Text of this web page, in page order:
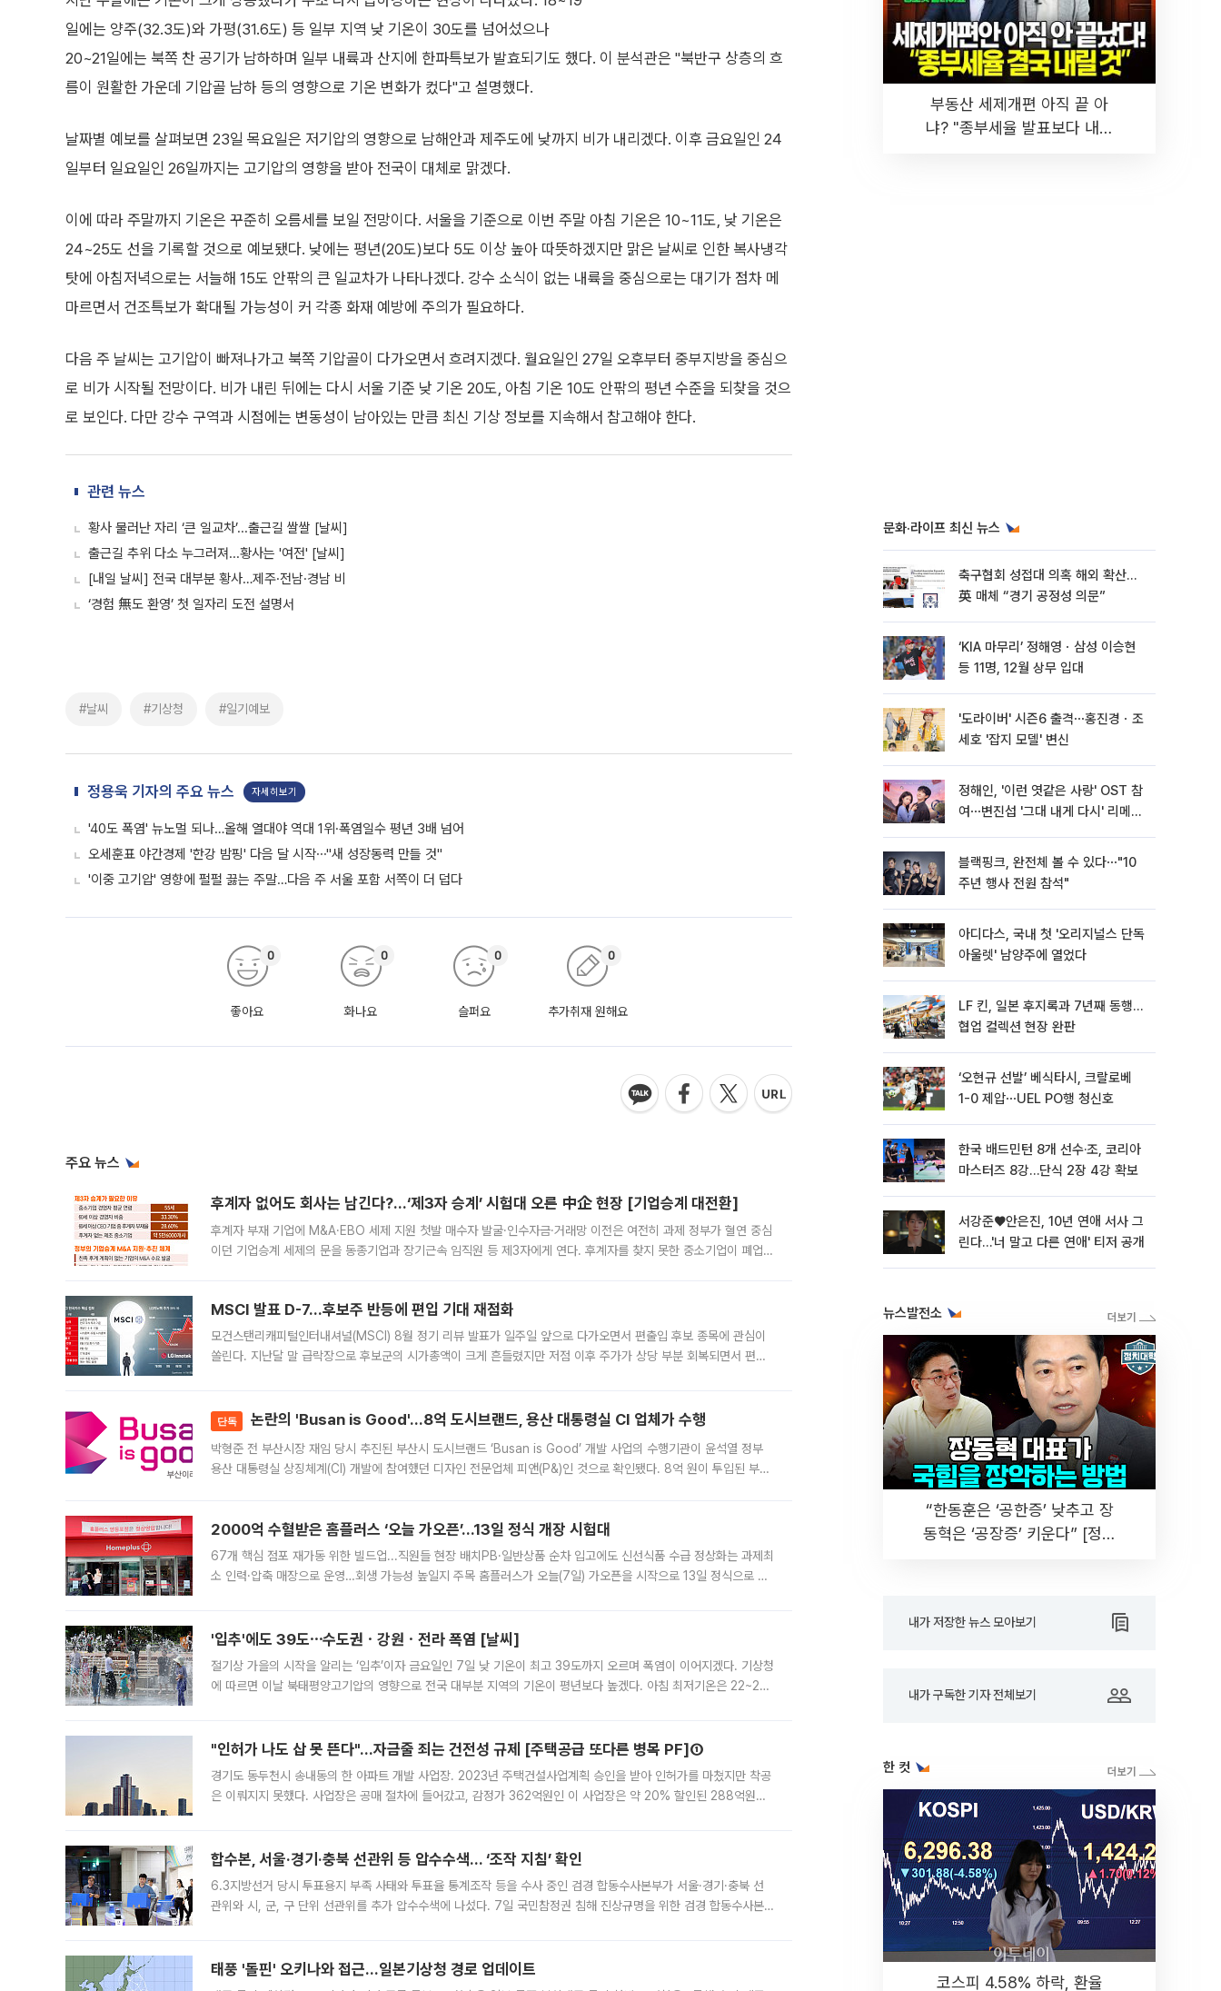
일에는 양주(32.3도)와 가평(31.6도) 등 일부 지역 낮 기온이 30도를 넘어섰으나
20~21일에는 북쪽 찬 공기가 남하하며 일부 내륙과 산지에 한파특보가 발효되기도 했다. 이 분석관은 "북반구 상층의 흐
름이 원활한 가운데 기압골 남하 등의 영향으로 기온 변화가 컸다"고 설명했다.
날짜별 예보를 살펴보면 23일 목요일은 저기압의 영향으로 남해안과 제주도에 낮까지 비가 내리겠다. 이후 금요일인 24
일부터 일요일인 26일까지는 고기압의 영향을 받아 전국이 대체로 맑겠다.
이에 따라 주말까지 기온은 꾸준히 오름세를 보일 전망이다. 서울을 기준으로 이번 주말 아침 기온은 10~11도, 낮 기온은
24~25도 선을 기록할 것으로 예보됐다. 낮에는 평년(20도)보다 5도 이상 높아 따뜻하겠지만 맑은 날씨로 인한 복사냉각
탓에 아침저녁으로는 서늘해 15도 안팎의 큰 일교차가 나타나겠다. 강수 소식이 없는 내륙을 중심으로는 대기가 점차 메
마르면서 건조특보가 확대될 가능성이 커 각종 화재 예방에 주의가 필요하다.
다음 주 날씨는 고기압이 빠져나가고 북쪽 기압골이 다가오면서 흐려지겠다. 월요일인 27일 오후부터 중부지방을 중심으
로 비가 시작될 전망이다. 비가 내린 뒤에는 다시 서울 기준 낮 기온 20도, 아침 기온 10도 안팎의 평년 수준을 되찾을 것으
로 보인다. 다만 강수 구역과 시점에는 변동성이 남아있는 만큼 최신 기상 정보를 지속해서 참고해야 한다.
관련 뉴스
황사 물러난 자리 ‘큰 일교차’...출근길 쌀쌀 [날씨]
출근길 추위 다소 누그러져...황사는 '여전' [날씨]
[내일 날씨] 전국 대부분 황사…제주·전남·경남 비
‘경험 無도 환영’ 첫 일자리 도전 설명서
#날씨 #기상청 #일기예보
정용욱 기자의 주요 뉴스 자세히보기
'40도 폭염' 뉴노멀 되나…올해 열대야 역대 1위·폭염일수 평년 3배 넘어
오세훈표 야간경제 '한강 밤핑' 다음 달 시작⋯"새 성장동력 만들 것"
'이중 고기압' 영향에 펄펄 끓는 주말…다음 주 서울 포함 서쪽이 더 덥다
좋아요
0
화나요
0
슬퍼요
0
추가취재 원해요
0
주요 뉴스
후계자 없어도 회사는 남긴다?…‘제3자 승계’ 시험대 오른 中企 현장 [기업승계 대전환]
후계자 부재 기업에 M&A·EBO 세제 지원 첫발 매수자 발굴·인수자금·거래망 이전은 여전히 과제 정부가 혈연 중심
이던 기업승계 세제의 문을 동종기업과 장기근속 임직원 등 제3자에게 연다. 후계자를 찾지 못한 중소기업이 폐업
MSCI 발표 D-7…후보주 반등에 편입 기대 재점화
모건스탠리캐피털인터내셔널(MSCI) 8월 정기 리뷰 발표가 일주일 앞으로 다가오면서 편출입 후보 종목에 관심이
쏠린다. 지난달 말 급락장으로 후보군의 시가총액이 크게 흔들렸지만 저점 이후 주가가 상당 부분 회복되면서 편입
단독 논란의 'Busan is Good'…8억 도시브랜드, 용산 대통령실 CI 업체가 수행
박형준 전 부산시장 재임 당시 추진된 부산시 도시브랜드 ‘Busan is Good’ 개발 사업의 수행기관이 윤석열 정부
용산 대통령실 상징체계(CI) 개발에 참여했던 디자인 전문업체 피앤(P&)인 것으로 확인됐다. 8억 원이 투입된 부산
2000억 수혈받은 홈플러스 ‘오늘 가오픈’...13일 정식 개장 시험대
67개 핵심 점포 재가동 위한 빌드업...직원들 현장 배치PB·일반상품 순차 입고에도 신선식품 수급 정상화는 과제최
소 인력·압축 매장으로 운영…회생 가능성 높일지 주목 홈플러스가 오늘(7일) 가오픈을 시작으로 13일 정식으로 재
'입추'에도 39도⋯수도권ㆍ강원ㆍ전라 폭염 [날씨]
절기상 가을의 시작을 알리는 ‘입추’이자 금요일인 7일 낮 기온이 최고 39도까지 오르며 폭염이 이어지겠다. 기상청
에 따르면 이날 북태평양고기압의 영향으로 전국 대부분 지역의 기온이 평년보다 높겠다. 아침 최저기온은 22~27
"인허가 나도 삽 못 뜬다"…자금줄 죄는 건전성 규제 [주택공급 또다른 병목 PF]①
경기도 동두천시 송내동의 한 아파트 개발 사업장. 2023년 주택건설사업계획 승인을 받아 인허가를 마쳤지만 착공
은 이뤄지지 못했다. 사업장은 공매 절차에 들어갔고, 감정가 362억원인 이 사업장은 약 20% 할인된 288억원에
합수본, 서울·경기·충북 선관위 등 압수수색… ‘조작 지침’ 확인
6.3지방선거 당시 투표용지 부족 사태와 투표율 통계조작 등을 수사 중인 검경 합동수사본부가 서울·경기·충북 선
관위와 시, 군, 구 단위 선관위를 추가 압수수색에 나섰다. 7일 국민참정권 침해 진상규명을 위한 검경 합동수사본
태풍 '돌핀' 오키나와 접근…일본기상청 경로 업데이트
부동산 세제개편 아직 끝 아
냐? "종부세율 발표보다 내릴
문화·라이프 최신 뉴스
축구협회 성접대 의혹 해외 확산…
英 매체 “경기 공정성 의문”
‘KIA 마무리’ 정해영ㆍ삼성 이승현
등 11명, 12월 상무 입대
'도라이버' 시즌6 출격⋯홍진경ㆍ조
세호 '잡지 모델' 변신
정해인, '이런 엿같은 사랑' OST 참
여⋯변진섭 '그대 내게 다시' 리메이
블랙핑크, 완전체 볼 수 있다⋯"10
주년 행사 전원 참석"
아디다스, 국내 첫 '오리지널스 단독
아울렛' 남양주에 열었다
LF 킨, 일본 후지록과 7년째 동행…
협업 컬렉션 현장 완판
‘오현규 선발’ 베식타시, 크랄로베
1-0 제압⋯UEL PO행 청신호
한국 배드민턴 8개 선수·조, 코리아
마스터즈 8강…단식 2장 4강 확보
서강준♥안은진, 10년 연애 서사 그
린다…'너 말고 다른 연애' 티저 공개
뉴스발전소
“한동훈은 ‘공한증’ 낮추고 장
동혁은 ‘공장증’ 키운다” [정치
내가 저장한 뉴스 모아보기
내가 구독한 기자 전체보기
한 컷
코스피 4.58% 하락, 환율